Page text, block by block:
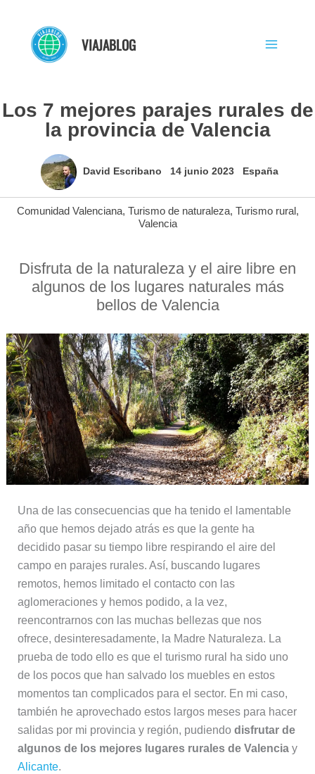
contenido
VIAJABLOG
Los 7 mejores parajes rurales de
la provincia de Valencia
David Escribano 14 junio 2023 España
Comunidad Valenciana, Turismo de naturaleza, Turismo rural,
Valencia
Disfruta de la naturaleza y el aire libre en
algunos de los lugares naturales más
bellos de Valencia
Una de las consecuencias que ha tenido el lamentable
año que hemos dejado atrás es que la gente ha
decidido pasar su tiempo libre respirando el aire del
campo en parajes rurales. Así, buscando lugares
remotos, hemos limitado el contacto con las
aglomeraciones y hemos podido, a la vez,
reencontrarnos con las muchas bellezas que nos
ofrece, desinteresadamente, la Madre Naturaleza. La
prueba de todo ello es que el turismo rural ha sido uno
de los pocos que han salvado los muebles en estos
momentos tan complicados para el sector. En mi caso,
también he aprovechado estos largos meses para hacer
salidas por mi provincia y región, pudiendo disfrutar de
algunos de los mejores lugares rurales de Valenciay
Alicante.